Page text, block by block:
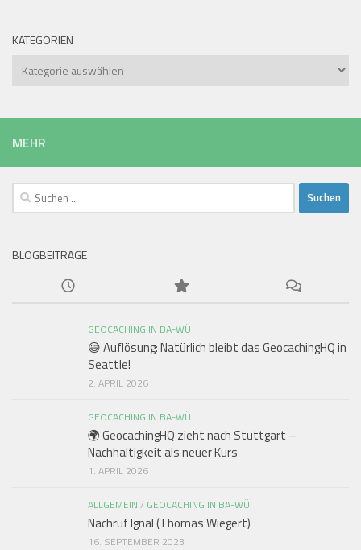
KATEGORIEN
Kategorien
MEHR
Suchen
nach:
BLOGBEITRÄGE
GEOCACHING IN BA-WÜ
😄 Auflösung: Natürlich bleibt das GeocachingHQ in
Seattle!
2. APRIL 2026
GEOCACHING IN BA-WÜ
🌍 GeocachingHQ zieht nach Stuttgart –
Nachhaltigkeit als neuer Kurs
1. APRIL 2026
ALLGEMEIN / GEOCACHING IN BA-WÜ
Nachruf Ignal (Thomas Wiegert)
16. SEPTEMBER 2023